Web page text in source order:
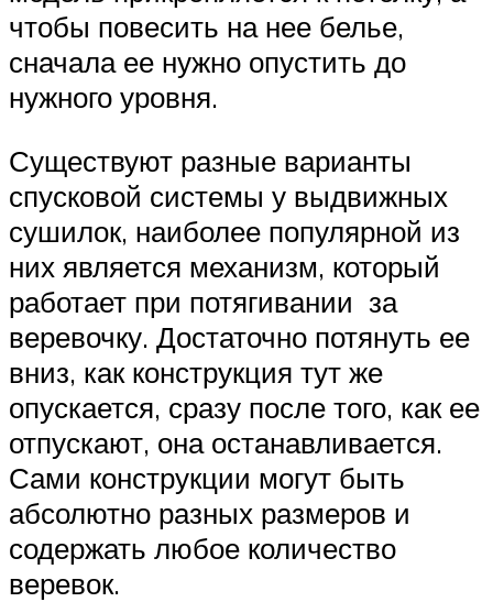
чтобы повесить на нее белье,
сначала ее нужно опустить до
нужного уровня.
Существуют разные варианты
спусковой системы у выдвижных
сушилок, наиболее популярной из
них является механизм, который
работает при потягивании за
веревочку. Достаточно потянуть ее
вниз, как конструкция тут же
опускается, сразу после того, как ее
отпускают, она останавливается.
Сами конструкции могут быть
абсолютно разных размеров и
содержать любое количество
веревок.